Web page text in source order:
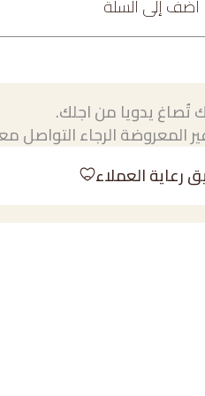
أضف إلى السلة
تُصاغ يدويا من اجلك.
المعروضة الرجاء التواصل
رعاية العملاء